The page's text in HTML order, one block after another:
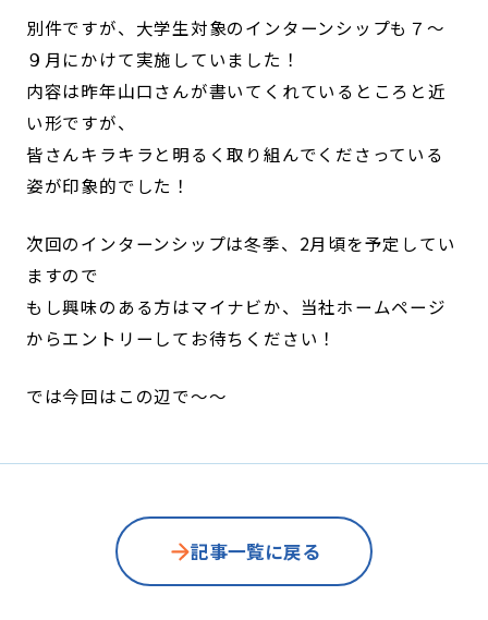
別件ですが、大学生対象のインターンシップも７～
９月にかけて実施していました！
内容は昨年山口さんが書いてくれているところと近
い形ですが、
皆さんキラキラと明るく取り組んでくださっている
姿が印象的でした！
次回のインターンシップは冬季、2月頃を予定してい
ますので
もし興味のある方はマイナビか、当社ホームページ
からエントリーしてお待ちください！
では今回はこの辺で～～
記事一覧に戻る